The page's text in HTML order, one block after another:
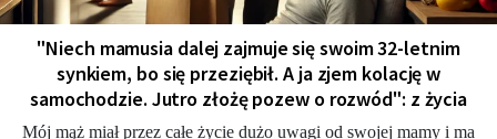
"Niech mamusia dalej zajmuje się swoim 32-letnim
synkiem, bo się przeziębił. A ja zjem kolację w
samochodzie. Jutro złożę pozew o rozwód": z życia
Mój mąż miał przez całe życie dużo uwagi od swojej mamy i ma